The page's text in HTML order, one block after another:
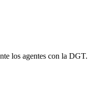
los agentes con la DGT.